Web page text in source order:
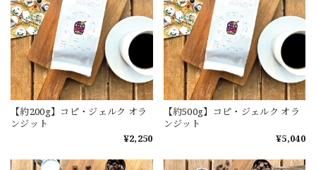
【約200g】コピ・ジェルク オラ
ンジット
¥2,250
【約500g】コピ・ジェルク オラ
ンジット
¥5,040